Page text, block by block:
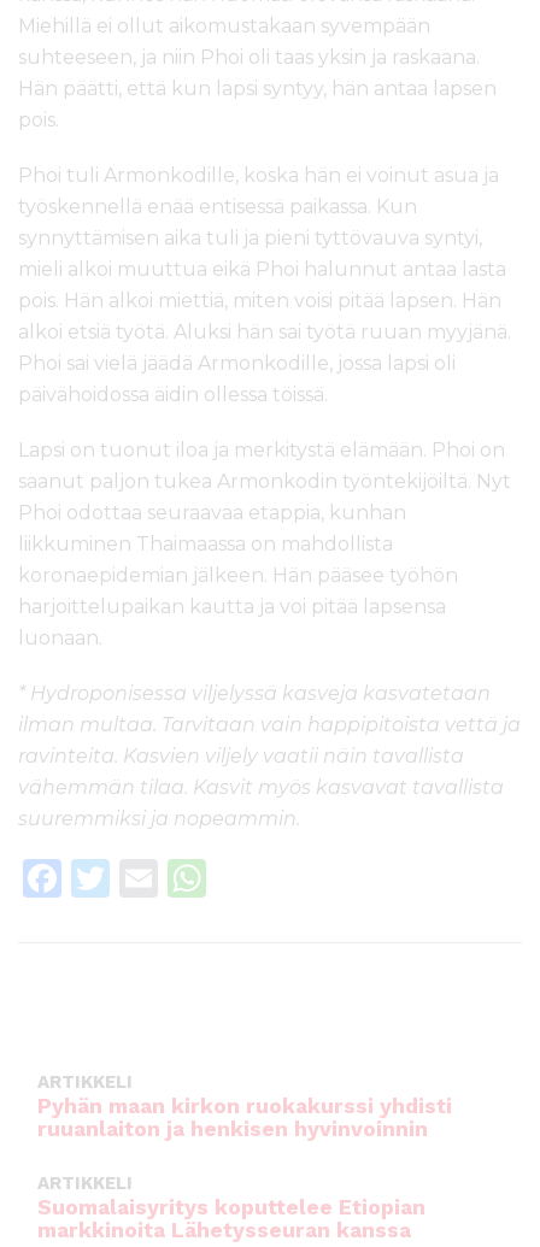
Miehillä ei ollut aikomustakaan syvempään
suhteeseen, ja niin Phoi oli taas yksin ja raskaana.
Hän päätti, että kun lapsi syntyy, hän antaa lapsen
pois.
Phoi tuli Armonkodille, koska hän ei voinut asua ja
työskennellä enää entisessä paikassa. Kun
synnyttämisen aika tuli ja pieni tyttövauva syntyi,
mieli alkoi muuttua eikä Phoi halunnut antaa lasta
pois. Hän alkoi miettiä, miten voisi pitää lapsen. Hän
alkoi etsiä työtä. Aluksi hän sai työtä ruuan myyjänä.
Phoi sai vielä jäädä Armonkodille, jossa lapsi oli
päivähoidossa äidin ollessa töissä.
Lapsi on tuonut iloa ja merkitystä elämään. Phoi on
saanut paljon tukea Armonkodin työntekijöiltä. Nyt
Phoi odottaa seuraavaa etappia, kunhan
liikkuminen Thaimaassa on mahdollista
koronaepidemian jälkeen. Hän pääsee työhön
harjoittelupaikan kautta ja voi pitää lapsensa
luonaan.
* Hydroponisessa viljelyssä kasveja kasvatetaan
ilman multaa. Tarvitaan vain happipitoista vettä ja
ravinteita. Kasvien viljely vaatii näin tavallista
vähemmän tilaa. Kasvit myös kasvavat tavallista
suuremmiksi ja nopeammin.
F
o
o
k
T
E
p
ARTIKKELI
Pyhän maan kirkon ruokakurssi yhdisti
ruuanlaiton ja henkisen hyvinvoinnin
ARTIKKELI
Suomalaisyritys koputtelee Etiopian
markkinoita Lähetysseuran kanssa